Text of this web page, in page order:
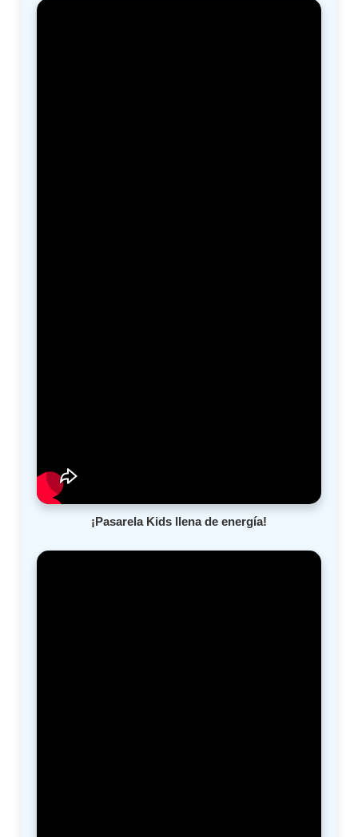
¡Pasarela Kids llena de energía!